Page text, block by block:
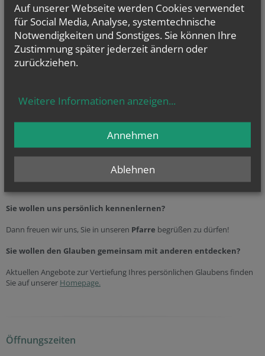
Sie haben Fragen zu
… Taufe (weitere Infos
… Erstkommunion
… Beerdigung(weitereInfos...)
oder allgemeine Fragen? Dann kontaktieren Sie uns unter der
Einladung
Sie wollen uns persönlich kennenlernen?
Dann freuen wir uns, Sie in unseren Pfarre begrüßen zu dürfen!
Sie wollen den Glauben gemeinsam mit anderen entdecken?
Aktuellen Angebote zur Vertiefung Ihres persönlichen Glaubens finden
Sie auf unserer Homepage.
Öffnungszeiten
Auf unserer Webseite werden Cookies verwendet
für Social Media, Analyse, systemtechnische
Notwendigkeiten und Sonstiges. Sie können Ihre
Zustimmung später jederzeit ändern oder
zurückziehen.
Weitere Informationen anzeigen...
Ablehnen
Annehmen